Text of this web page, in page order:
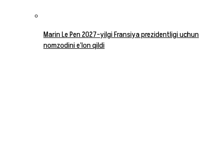
Marin Le Pen 2027-yilgi Fransiya prezidentligi uchun
nomzodini e’lon qildi